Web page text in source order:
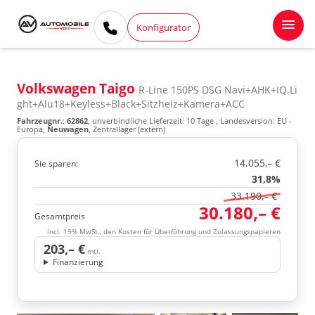
Konfigurator
Volkswagen Taigo R-Line 150PS DSG Navi+AHK+IQ.Li
ght+Alu18+Keyless+Black+Sitzheiz+Kamera+ACC
Fahrzeugnr.: 62862, unverbindliche Lieferzeit: 10 Tage , Landesversion: EU -
Europa, Neuwagen, Zentrallager (extern)
Sie sparen:
14.055,– €
31,8%
33.190,– €
Gesamtpreis 30.180,– €
incl. 19% MwSt., den Kosten für Überführung und Zulassungspapieren
203,– € mtl.
Finanzierung